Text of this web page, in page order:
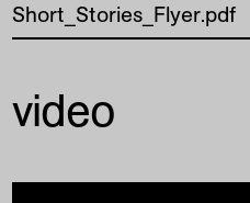
Short_Stories_Flyer.pdf
video